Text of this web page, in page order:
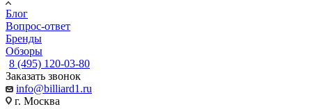
Блог
Вопрос-ответ
Бренды
Обзоры
8 (495) 120-03-80
Заказать звонок
info@billiard1.ru
г. Москва